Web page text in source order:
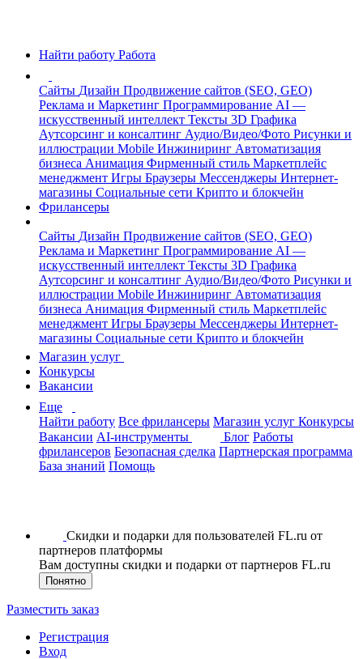
Найти работу Работа
Сайты Дизайн Продвижение сайтов (SEO, GEO)
Реклама и Маркетинг Программирование AI —
искусственный интеллект Тексты 3D Графика
Аутсорсинг и консалтинг Аудио/Видео/Фото Рисунки и
иллюстрации Mobile Инжиниринг Автоматизация
бизнеса Анимация Фирменный стиль Маркетплейс
менеджмент Игры Браузеры Мессенджеры Интернет-
магазины Социальные сети Крипто и блокчейн
Фрилансеры
Сайты Дизайн Продвижение сайтов (SEO, GEO)
Реклама и Маркетинг Программирование AI —
искусственный интеллект Тексты 3D Графика
Аутсорсинг и консалтинг Аудио/Видео/Фото Рисунки и
иллюстрации Mobile Инжиниринг Автоматизация
бизнеса Анимация Фирменный стиль Маркетплейс
менеджмент Игры Браузеры Мессенджеры Интернет-
магазины Социальные сети Крипто и блокчейн
Магазин услуг
Конкурсы
Вакансии
Еще
Найти работу Все фрилансеры Магазин услуг Конкурсы
Вакансии AI-инструменты Блог Работы
фрилансеров Безопасная сделка Партнерская программа
База знаний Помощь
Скидки и подарки для пользователей FL.ru от
партнеров платформы
Вам доступны скидки и подарки от партнеров FL.ru
Понятно
Разместить заказ
Регистрация
Вход